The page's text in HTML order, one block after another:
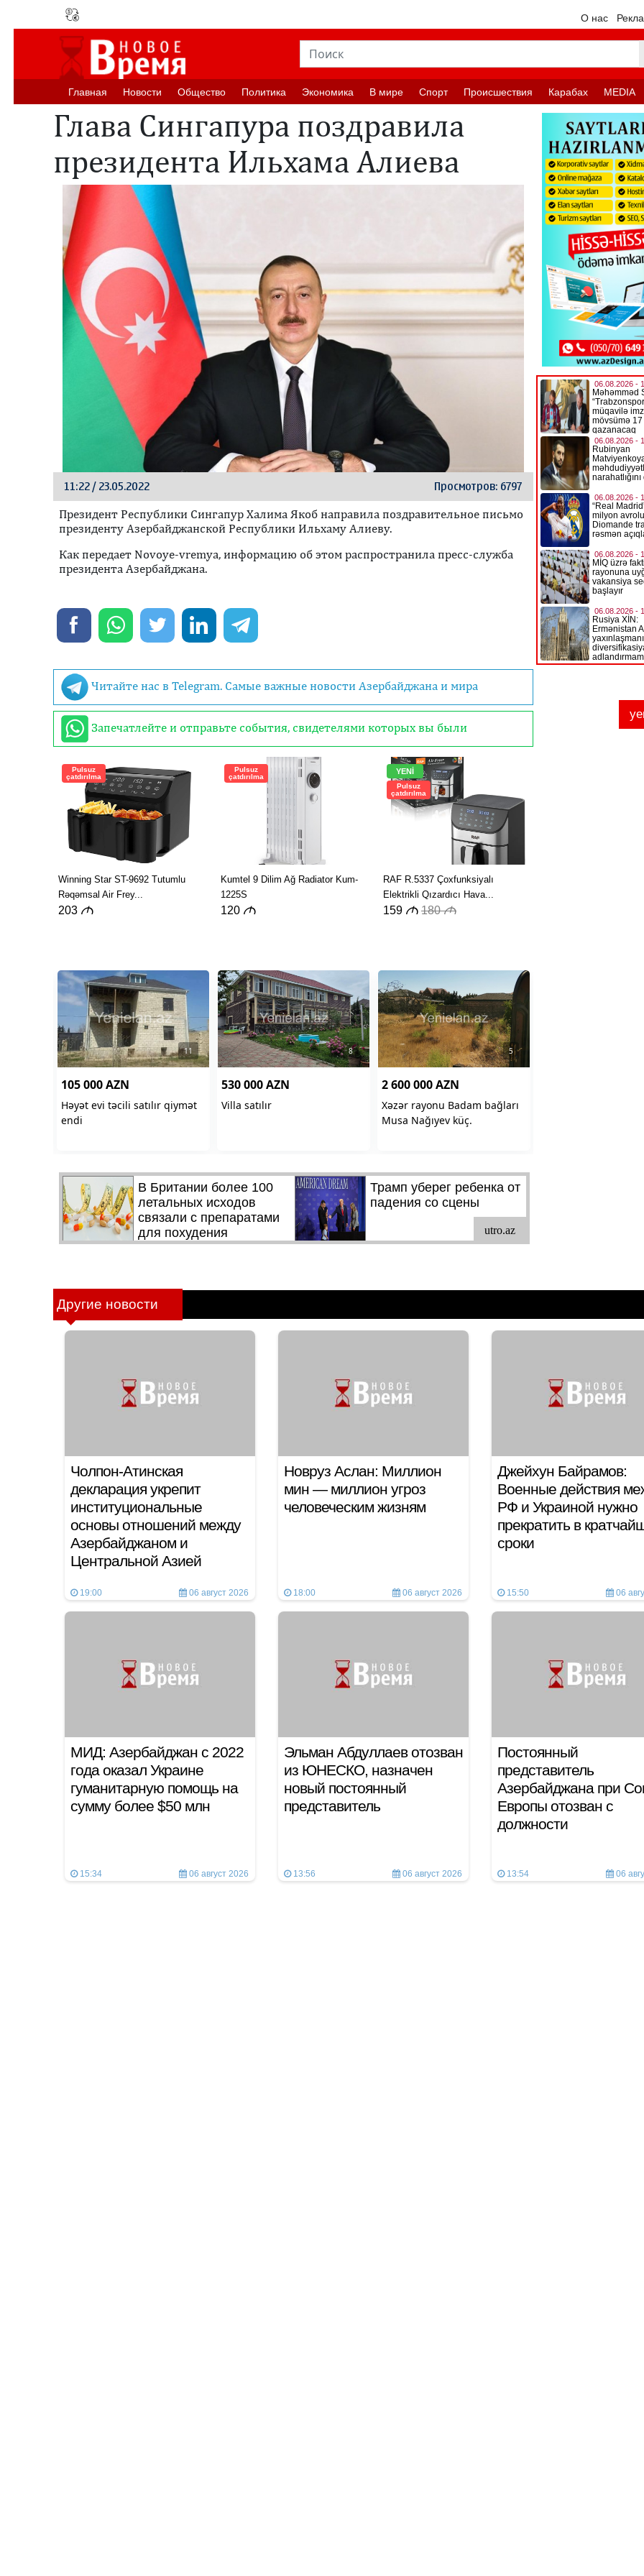
О нас
Главная Новости Oбщество Политика Экономика В мире Спорт Происшествия Карабах MEDIA
Глава Сингапура поздравила
президента Ильхама Алиева
11:22 / 23.05.2022 Просмотров: 6797
Президент Республики Сингапур Халима Якоб направила поздравительное письмо
президенту Азербайджанской Республики Ильхаму Алиеву.
Как передает Novoye-vremya, информацию об этом распространила пресс-служба
президента Азербайджана.
Читайте нас в Telegram. Самые важные новости Азербайджана и мира
Запечатлейте и отправьте события, свидетелями которых вы были
Другие новости
Чолпон-Атинская
декларация укрепит
институциональные
основы отношений между
Азербайджаном и
Центральной Азией
19:00 06 август 2026
Новруз Аслан: Миллион
мин — миллион угроз
человеческим жизням
18:00 06 август 2026
Джейхун Байрамов:
Военные действия
РФ и Украиной нужно
прекратить в
сроки
15:50 06
МИД: Азербайджан с 2022
года оказал Украине
гуманитарную помощь на
сумму более $50 млн
15:34 06 август 2026
Эльман Абдуллаев отозван
из ЮНЕСКО, назначен
новый постоянный
представитель
13:56 06 август 2026
Постоянный
представитель
Азербайджана при
Европы отозван с
должности
13:54 06